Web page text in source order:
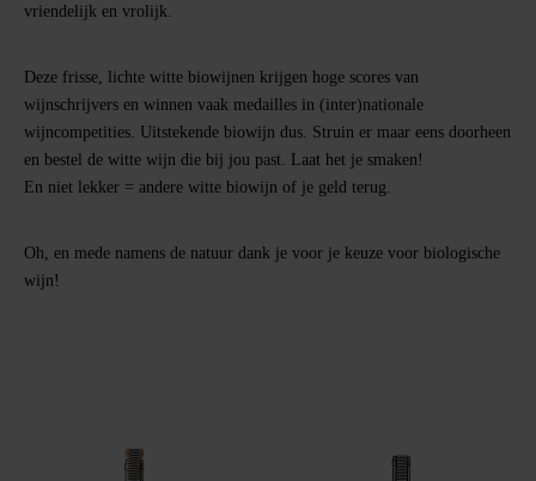
vriendelijk en vrolijk.
Deze frisse, lichte witte biowijnen krijgen hoge scores van
wijnschrijvers en winnen vaak medailles in (inter)nationale
wijncompetities. Uitstekende biowijn dus. Struin er maar eens doorheen
en bestel de witte wijn die bij jou past. Laat het je smaken!
En niet lekker = andere witte biowijn of je geld terug.
Oh, en mede namens de natuur dank je voor je keuze voor biologische
wijn!